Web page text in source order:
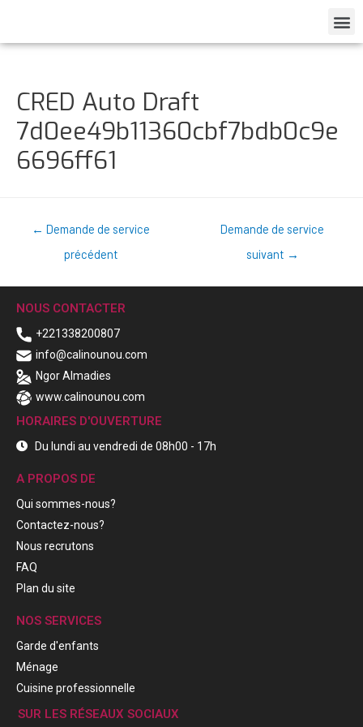
CRED Auto Draft
7d0ee49b11360cbf7bdb0c9e
6696ff61
← Demande de service
précédent
Demande de service
suivant →
NOUS CONTACTER
+221338200807
info@calinounou.com
Ngor Almadies
www.calinounou.com
HORAIRES D'OUVERTURE
Du lundi au vendredi de 08h00 - 17h
A PROPOS DE
Qui sommes-nous?
Contactez-nous?
Nous recrutons
FAQ
Plan du site
NOS SERVICES
Garde d'enfants
Ménage
Cuisine professionnelle
SUR LES RÉSEAUX SOCIAUX